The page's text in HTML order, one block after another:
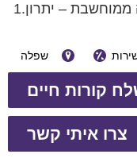
ממוחשבת – יתרון.1
שפלה
קורות חיים
צרו איתי קשר